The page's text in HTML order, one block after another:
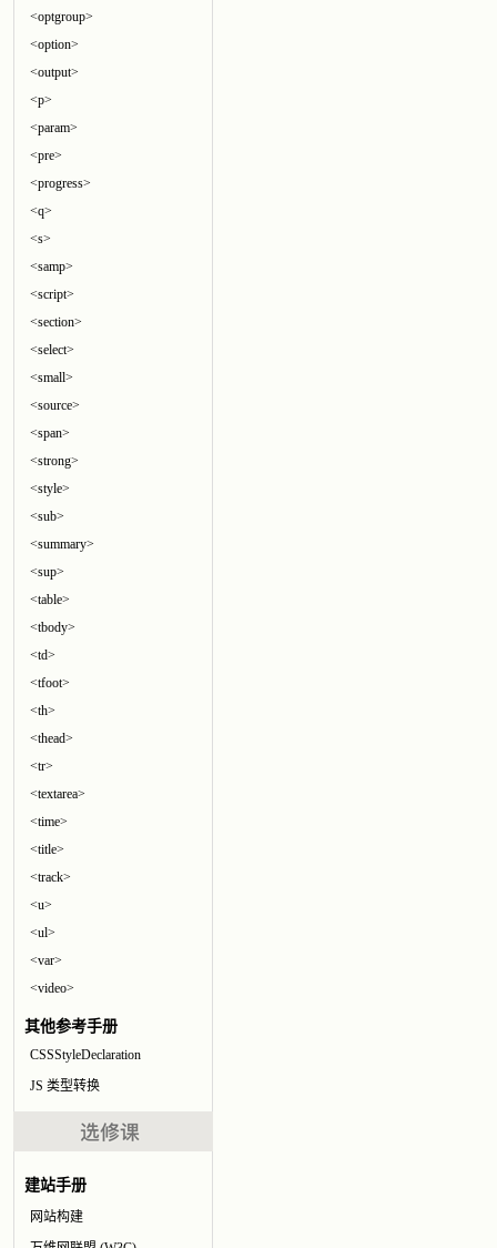
<optgroup>
<option>
<output>
<p>
<param>
<pre>
<progress>
<q>
<s>
<samp>
<script>
<section>
<select>
<small>
<source>
<span>
<strong>
<style>
<sub>
<summary>
<sup>
<table>
<tbody>
<td>
<tfoot>
<th>
<thead>
<tr>
<textarea>
<time>
<title>
<track>
<u>
<ul>
<var>
<video>
其他参考手册
CSSStyleDeclaration
JS 类型转换
建站手册
网站构建